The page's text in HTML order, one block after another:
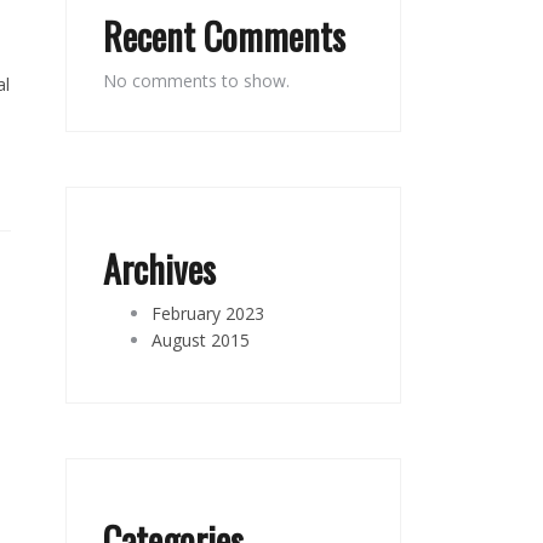
Recent Comments
No comments to show.
Archives
February 2023
August 2015